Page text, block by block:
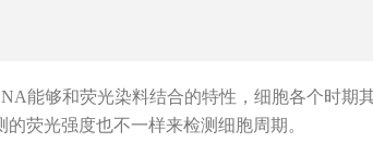
能够和荧光染料结合的特性，细胞各个时期
荧光强度也不一样来检测细胞周期。